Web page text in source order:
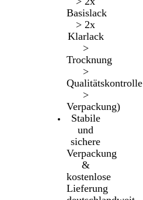
Basislack
> 2x
Klarlack
>
Trocknung
>
Qualitätskontrolle
>
Verpackung)
Stabile
und
sichere
Verpackung
&
kostenlose
Lieferung